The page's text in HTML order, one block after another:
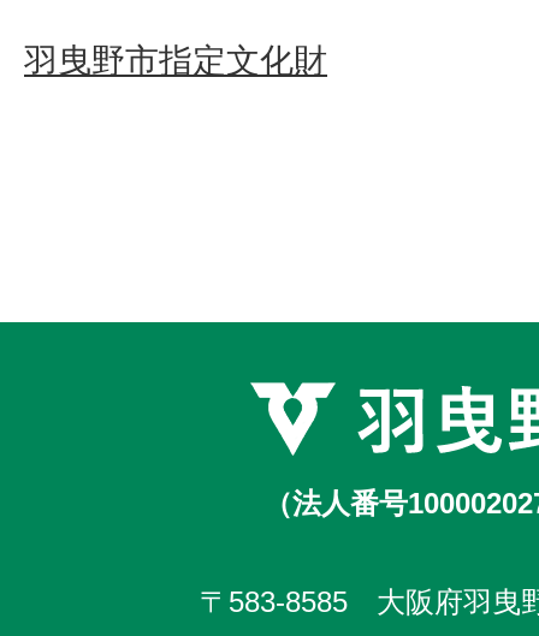
羽曳野市指定文化財
（法人番号
〒583-8585 大阪府羽曳